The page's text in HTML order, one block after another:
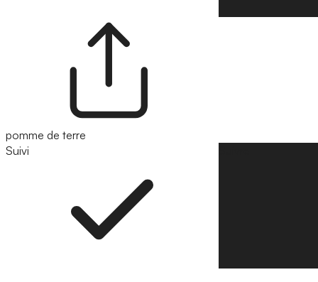
pomme de terre
Suivi